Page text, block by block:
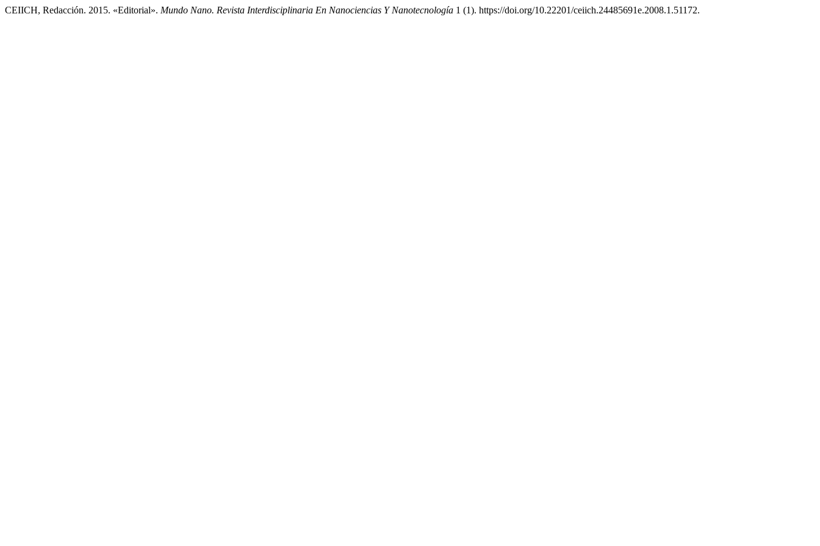
CEIICH, Redacción. 2015. «Editorial». Mundo Nano. Revista Interdisciplinaria En Nanociencias Y Nanotecnología 1 (1). https://doi.org/10.22201/ceiich.24485691e.2008.1.51172.